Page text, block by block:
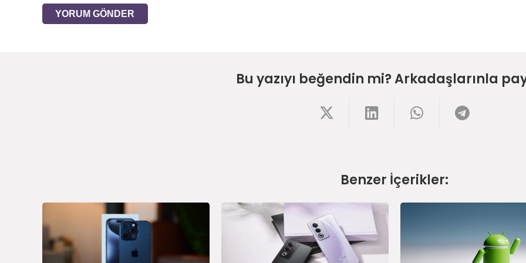
YORUM GÖNDER
Bu yazıyı beğendin mi? Arkadaşlarınla
Benzer İçerikler: